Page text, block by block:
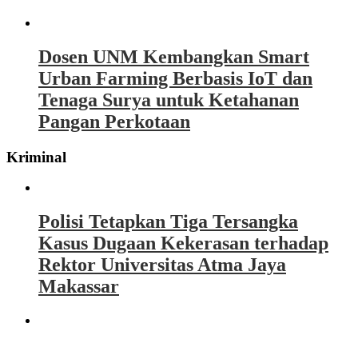
Dosen UNM Kembangkan Smart
Urban Farming Berbasis IoT dan
Tenaga Surya untuk Ketahanan
Pangan Perkotaan
Kriminal
Polisi Tetapkan Tiga Tersangka
Kasus Dugaan Kekerasan terhadap
Rektor Universitas Atma Jaya
Makassar